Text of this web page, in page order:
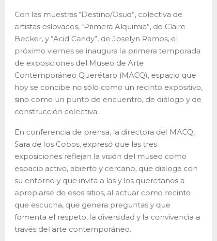
Con las muestras “Destino/Osud”, colectiva de
artistas eslovacos, “Primera Alquimia”, de Claire
Becker, y “Acid Candy”, de Joselyn Ramos, el
próximo viernes se inaugura la primera temporada
de exposiciones del Museo de Arte
Contemporáneo Querétaro (MACQ), espacio que
hoy se concibe no sólo como un recinto expositivo,
sino como un punto de encuentro, de diálogo y de
construcción colectiva.
En conferencia de prensa, la directora del MACQ,
Sara de los Cobos, expresó que las tres
exposiciones reflejan la visión del museo como
espacio activo, abierto y cercano, que dialoga con
su entorno y que invita a las y los queretanos a
apropiarse de esos sitios, al actuar como recinto
que escucha, que genera preguntas y que
fomenta el respeto, la diversidad y la convivencia a
través del arte contemporáneo.